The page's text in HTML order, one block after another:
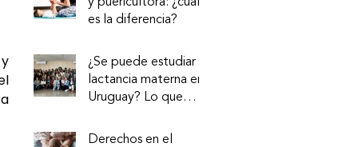
es la diferencia?
¿Se puede estudiar
lactancia materna en
Uruguay? Lo que
Derechos en el